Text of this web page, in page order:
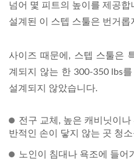
넘어 몇 피트의 높이를 제공합
설계된 이 스텝 스툴은 번거
사이즈 때문에, 스텝 스툴은
계되지 않는 한 300-350 lbs
설계되지 않았습니다.
전구 교체, 높은 캐비닛이
반적인 손이 닿지 않는 곳 청
노인이 침대나 욕조에 들어